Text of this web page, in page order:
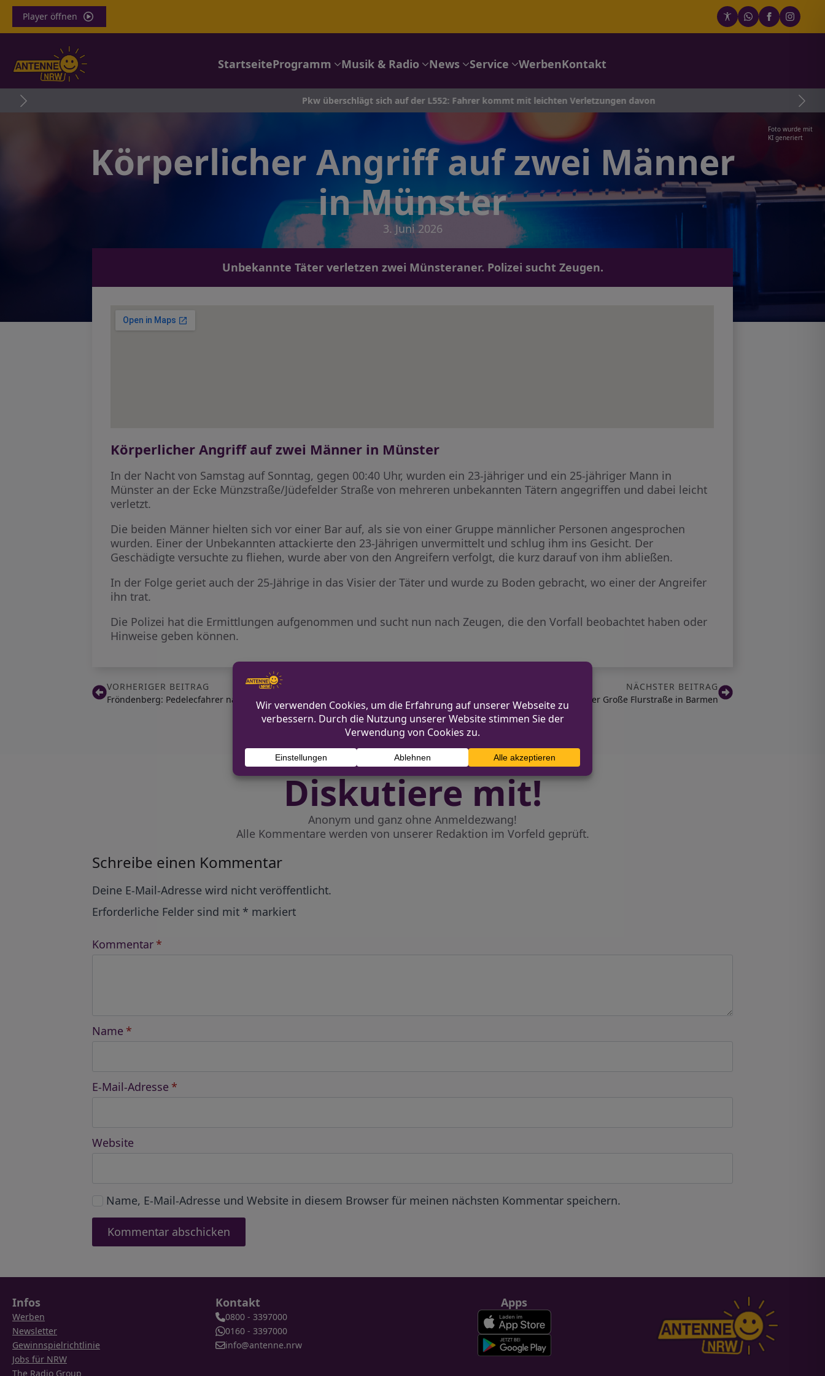
Player öffnen
StartseiteProgramm Musik & Radio News Service WerbenKontakt
Pkw überschlägt sich auf der L552: Fahrer kommt mit leichten Verletzungen davon
Foto wurde mit
KI generiert
Körperlicher Angriff auf zwei Männer
in Münster
3. Juni 2026
Unbekannte Täter verletzen zwei Münsteraner. Polizei sucht Zeugen.
Körperlicher Angriff auf zwei Männer in Münster
In der Nacht von Samstag auf Sonntag, gegen 00:40 Uhr, wurden ein 23-jähriger und ein 25-jähriger Mann in
Münster an der Ecke Münzstraße/Jüdefelder Straße von mehreren unbekannten Tätern angegriffen und dabei leicht
verletzt.
Die beiden Männer hielten sich vor einer Bar auf, als sie von einer Gruppe männlicher Personen angesprochen
wurden. Einer der Unbekannten attackierte den 23-Jährigen unvermittelt und schlug ihm ins Gesicht. Der
Geschädigte versuchte zu fliehen, wurde aber von den Angreifern verfolgt, die kurz darauf von ihm abließen.
In der Folge geriet auch der 25-Jährige in das Visier der Täter und wurde zu Boden gebracht, wo einer der Angreifer
ihn trat.
Die Polizei hat die Ermittlungen aufgenommen und sucht nun nach Zeugen, die den Vorfall beobachtet haben oder
Hinweise geben können.
VORHERIGER BEITRAG
Fröndenberg: Pedelecfahrer nach Unfall verletzt – Zeugen gesucht
NÄCHSTER BEITRAG
Rollerunfall auf der Große Flurstraße in Barmen
Diskutiere mit!
Anonym und ganz ohne Anmeldezwang!
Alle Kommentare werden von unserer Redaktion im Vorfeld geprüft.
Schreibe einen Kommentar
Deine E-Mail-Adresse wird nicht veröffentlicht.
Erforderliche Felder sind mit * markiert
Kommentar *
Name *
E-Mail-Adresse *
Website
Name, E-Mail-Adresse und Website in diesem Browser für meinen nächsten Kommentar speichern.
Infos
Werben
Newsletter
Gewinnspielrichtlinie
Jobs für NRW
The Radio Group
Kontakt
0800 - 3397000
0160 - 3397000
info@antenne.nrw
Apps